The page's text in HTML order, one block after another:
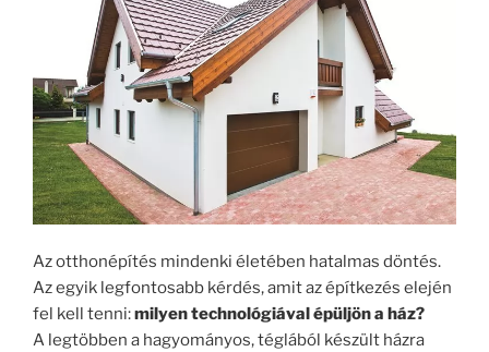
Az otthonépítés mindenki életében hatalmas döntés.
Az egyik legfontosabb kérdés, amit az építkezés elején
fel kell tenni:milyen technológiával épüljön a ház?
A legtöbben a hagyományos, téglából készült házra